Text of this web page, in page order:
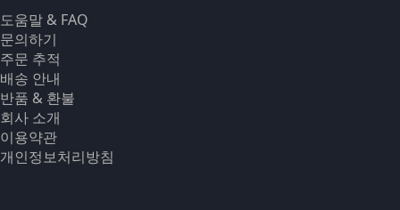
도움말 & FAQ
문의하기
주문 추적
배송 안내
반품 & 환불
회사 소개
이용약관
개인정보처리방침